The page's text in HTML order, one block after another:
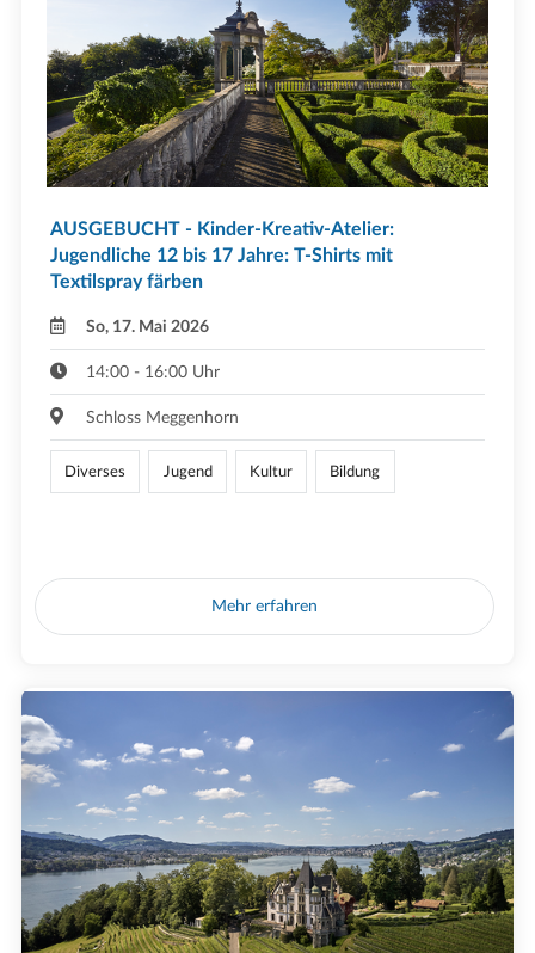
AUSGEBUCHT - Kinder-Kreativ-Atelier:
Jugendliche 12 bis 17 Jahre: T-Shirts mit
Textilspray färben
So, 17. Mai 2026
14:00 - 16:00 Uhr
Schloss Meggenhorn
Diverses Jugend Kultur Bildung
Mehr erfahren